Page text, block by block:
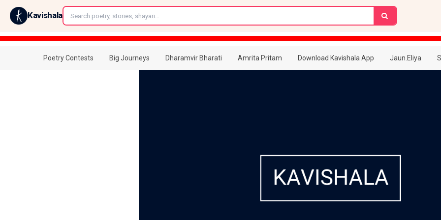
Kavishala
Poetry Contests Big Journeys Dharamvir Bharati Amrita Pritam Download Kavishala App Jaun.Eliya